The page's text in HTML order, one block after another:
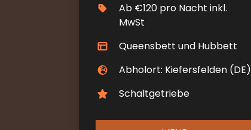
Ab €120 pro Nacht inkl.
MwSt
Queensbett und Hubbett
Abholort: Kiefersfelden (DE)
Schaltgetriebe